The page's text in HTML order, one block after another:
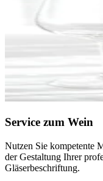
Service zum Wein
Nutzen Sie kompetente
der Gestaltung Ihrer
Gläserbeschriftung.